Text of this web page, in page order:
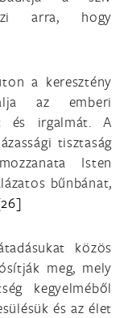
arra, hogy
a keresztény
az emberi
és irgalmát. A
tisztaság
Isten
bűnbánat,
közös
meg, mely
kegyelméből
és az élet